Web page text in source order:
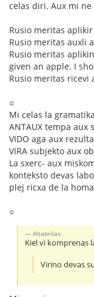
celas diri. Aux mi ne
Rusio meritas
Rusio meritas auxli
Rusio meritas
given an apple. I
Rusio meritas ricevi
○
Mi celas la
ANTAUX tempa aux
VIDO aga aux
VIRA subjekto aux
La sxerc- aux
konteksto devas
plej ricxa de la
○
Altebrilas:
Kiel vi komprenas
Virino devas